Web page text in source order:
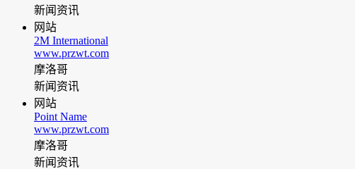
新闻资讯
网站
2M International
www.przwt.com
摩洛哥
新闻资讯
网站
Point Name
www.przwt.com
摩洛哥
新闻资讯